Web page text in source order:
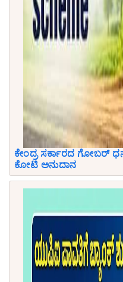
ಕೇಂದ್ರ ಸರ್ಕಾರದ ಗೋಬರ್
ಕೋಟಿ ಅನುದಾನ